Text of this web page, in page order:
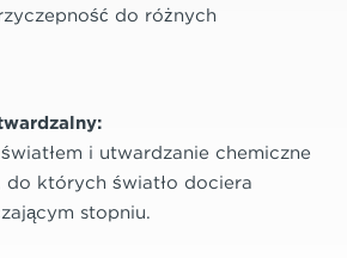
do różnych
i utwardzanie chemiczne
do których światło dociera
stopniu.